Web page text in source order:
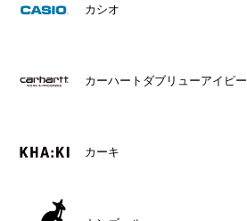
カシオ
カーハートダブリューアイピー
カーキ